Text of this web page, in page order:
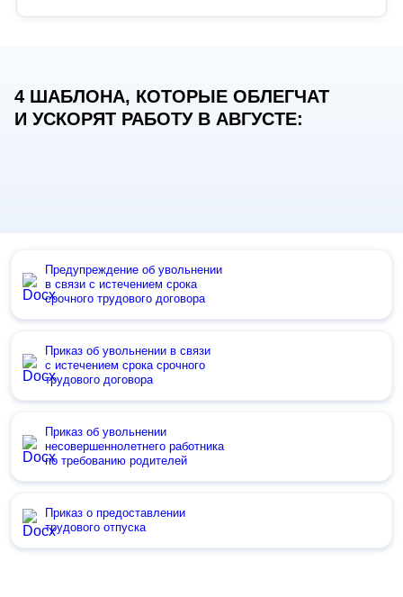
4 ШАБЛОНА, КОТОРЫЕ ОБЛЕГЧАТ
И УСКОРЯТ РАБОТУ В АВГУСТЕ:
Предупреждение об увольнении
в связи с истечением срока
срочного трудового договора
Приказ об увольнении в связи
с истечением срока срочного
трудового договора
Приказ об увольнении
несовершеннолетнего работника
по требованию родителей
Приказ о предоставлении
трудового отпуска